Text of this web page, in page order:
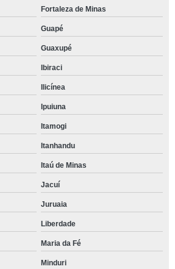
Fortaleza de Minas
Guapé
Guaxupé
Ibiraci
Ilicínea
Ipuiuna
Itamogi
Itanhandu
Itaú de Minas
Jacuí
Juruaia
Liberdade
Maria da Fé
Minduri